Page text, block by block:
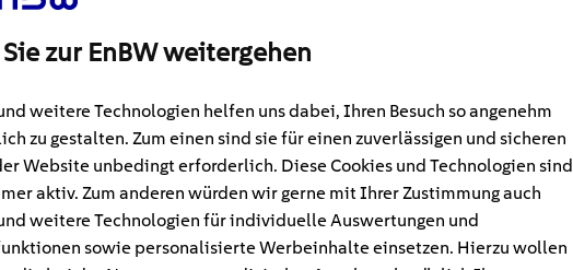
zur EnBW weitergehen
weitere Technologien helfen uns dabei, Ihren Besuch so angenehm
zu gestalten. Zum einen sind sie für einen zuverlässigen und sicheren
Website unbedingt erforderlich. Diese Cookies und Technologien sind
aktiv. Zum anderen würden wir gerne mit Ihrer Zustimmung auch
weitere Technologien für individuelle Auswertungen und
sowie personalisierte Werbeinhalte einsetzen. Hierzu wollen